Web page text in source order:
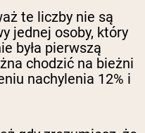
te liczby nie są
jednej osoby, który
była pierwszą
chodzić na bieżni
nachylenia 12% i